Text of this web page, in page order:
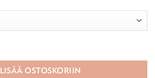
LISÄÄ OSTOSKORIIN